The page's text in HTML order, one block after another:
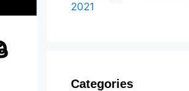
2021
Categories